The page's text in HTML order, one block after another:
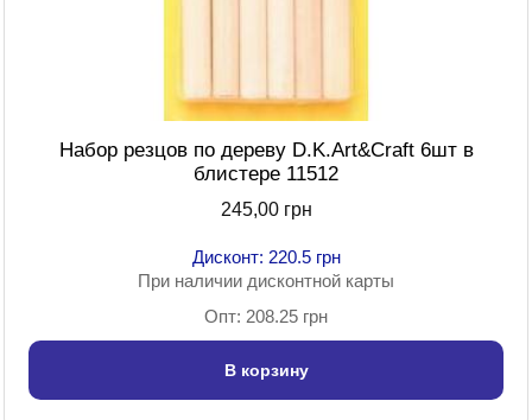
Набор резцов по дереву D.K.Art&Craft 6шт в
блистере 11512
245,00 грн
Дисконт: 220.5 грн
При наличии дисконтной карты
Опт: 208.25 грн
В корзину